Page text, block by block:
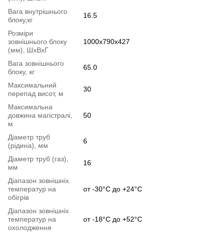
Вага внутрішнього
блоку,кг
16.5
Розміри
зовнішнього блоку
(мм), ШхВхГ
1000x790x427
Вага зовнішнього
блоку, кг
65.0
Максимальний
перепад висот, м
30
Максимальна
довжина магістралі,
м
50
Діаметр труб
(рідина), мм
6
Діаметр труб (газ),
мм
16
Діапазон зовнішніх
температур на
обігрів
от -30°C до +24°C
Діапазон зовнішніх
температур на
охолодження
от -18°C до +52°C